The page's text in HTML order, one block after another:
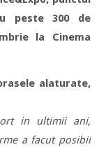
peste 300 de
la Cinema
alaturate,
in ultimii ani,
a facut posibil